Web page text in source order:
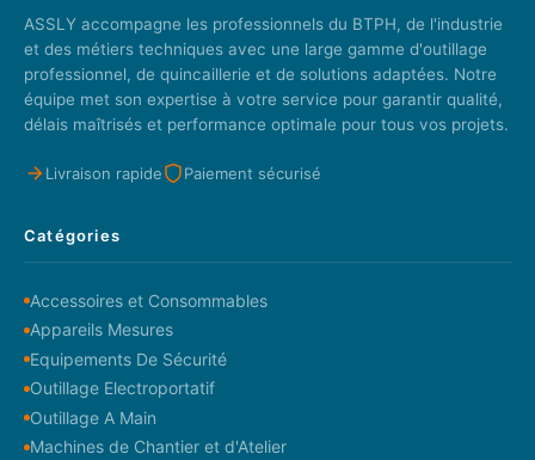
ASSLY accompagne les professionnels du BTPH, de l'industrie
et des métiers techniques avec une large gamme d'outillage
professionnel, de quincaillerie et de solutions adaptées. Notre
équipe met son expertise à votre service pour garantir qualité,
délais maîtrisés et performance optimale pour tous vos projets.
Livraison rapide Paiement sécurisé
Catégories
Accessoires et Consommables
Appareils Mesures
Equipements De Sécurité
Outillage Electroportatif
Outillage A Main
Machines de Chantier et d'Atelier